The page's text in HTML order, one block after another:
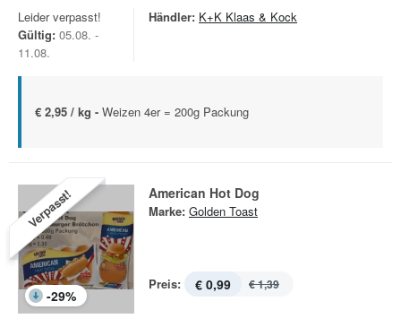
Leider verpasst!
Gültig: 05.08. -
11.08.
Händler: K+K Klaas & Kock
€ 2,95 / kg - Weizen 4er = 200g Packung
Verpasst!
-29%
American Hot Dog
Marke: Golden Toast
Preis: € 0,99 € 1,39